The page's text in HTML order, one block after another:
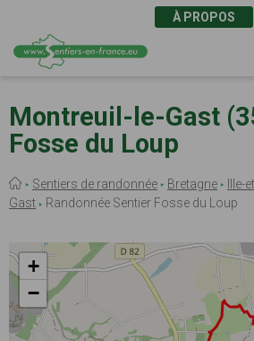
au
contenu
principal
À PROPOS
Montreuil-le-Gast
Fosse du Loup
Fil
d'Ariane
Sentiers de randonnée Bretagne Ille-
Gast
Randonnée Sentier Fosse du Loup
+
−